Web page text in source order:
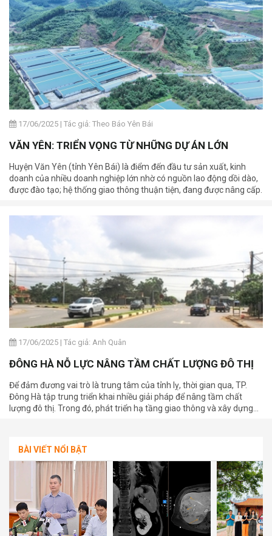
nâng cao chất lượng cuộc sống người dân.
17/06/2025 | Tác giả: Theo Báo Yên Bái
VĂN YÊN: TRIỂN VỌNG TỪ NHỮNG DỰ ÁN LỚN
Huyện Văn Yên (tỉnh Yên Bái) là điểm đến đầu tư sản xuất, kinh
doanh của nhiều doanh nghiệp lớn nhờ có nguồn lao động dồi dào,
được đào tạo; hệ thống giao thông thuận tiện, đang được nâng cấp.
17/06/2025 | Tác giả: Anh Quân
ĐÔNG HÀ NỖ LỰC NÂNG TẦM CHẤT LƯỢNG ĐÔ THỊ
Để đảm đương vai trò là trung tâm của tỉnh lỵ, thời gian qua, TP.
Đông Hà tập trung triển khai nhiều giải pháp để nâng tầm chất
lượng đô thị. Trong đó, phát triển hạ tầng giao thông và xây dựng
BÀI VIẾT NỔI BẬT